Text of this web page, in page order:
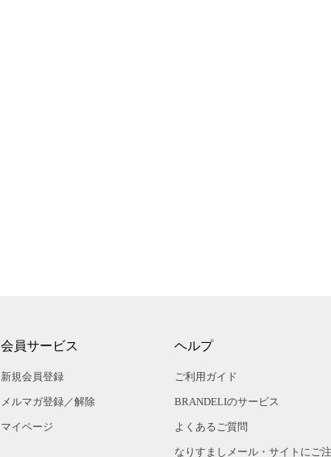
会員サービス
新規会員登録
メルマガ登録／解除
マイページ
ヘルプ
ご利用ガイド
BRANDELIのサービス
よくあるご質問
なりすましメール・サイトにご